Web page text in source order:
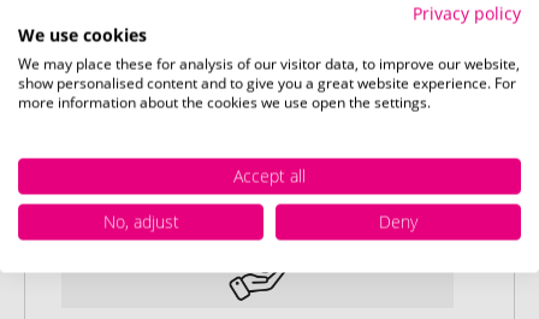
Schritt 3:
Artikelvorschau und Freigabe
Sie erhalten von uns eine kostenlose
Sie diese freigeben, starten wir
umgehend mit der Produktion.
Privacy policy
We use cookies
We may place these for analysis of our visitor data, to improve our website,
show personalised content and to give you a great website experience. For
more information about the cookies we use open the settings.
Accept all
No, adjust
Deny